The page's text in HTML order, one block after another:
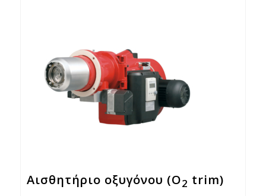
Αισθητήριο οξυγόνου (Ο2 trim)